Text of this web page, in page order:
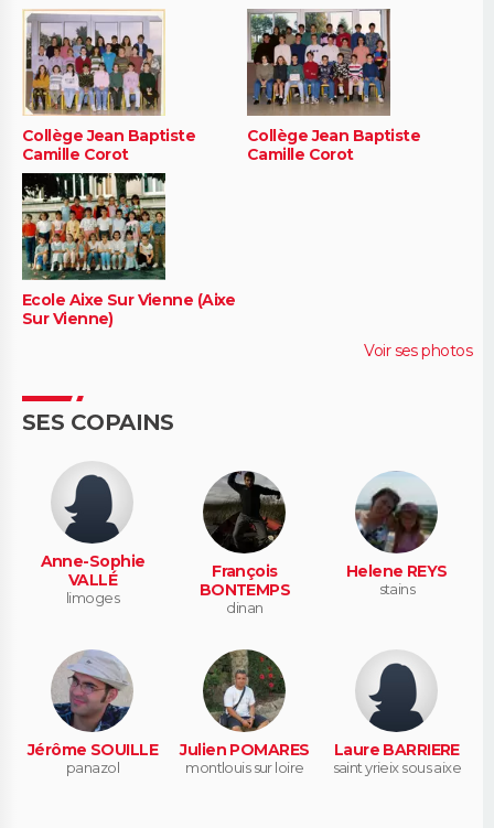
Collège Jean Baptiste
Camille Corot
Collège Jean Baptiste
Camille Corot
Ecole Aixe Sur Vienne (Aixe
Sur Vienne)
Voir ses photos
SES COPAINS
Anne-Sophie
VALLÉ
limoges
François
BONTEMPS
dinan
Helene REYS
stains
Jérôme SOUILLE
panazol
Julien POMARES
montlouis sur loire
Laure BARRIERE
saint yrieix sous aixe